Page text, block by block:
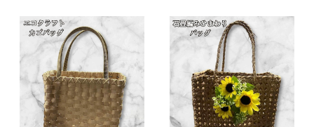
雑貨 和風トート プレゼント ギ
フト